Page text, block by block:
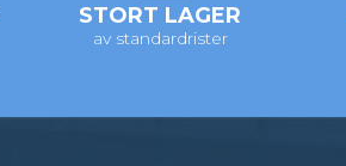
STORT LAGER
av standardrister